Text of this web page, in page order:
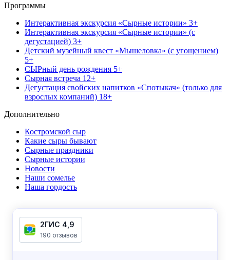
Программы
Интерактивная экскурсия «Сырные истории» 3+
Интерактивная экскурсия «Сырные истории» (с
дегустацией) 3+
Детский музейный квест «Мышеловка» (с угощением)
5+
СЫРный день рождения 5+
Сырная встреча 12+
Дегустация свойских напитков «Спотыкач» (только для
взрослых компаний) 18+
Дополнительно
Костромской сыр
Какие сыры бывают
Сырные праздники
Сырные истории
Новости
Наши сомелье
Наша гордость